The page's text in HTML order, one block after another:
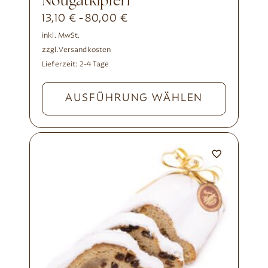
13,10 € -80,00€
inkl. MwSt.
zzgl.Versandkosten
Lieferzeit: 2-4 Tage
AUSFÜHRUNG WÄHLEN